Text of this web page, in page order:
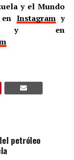
y el Mundo
Instagramy
en
petróleo